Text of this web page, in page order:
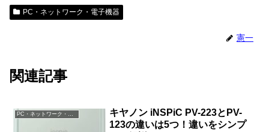
PC・ネットワーク・電子機器
憲一
関連記事
PC・ネットワーク・電子機器
キヤノン iNSPiC PV-223とPV-
123の違いは5つ！違いをシンプ